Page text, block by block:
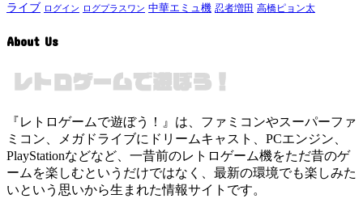
ライブ ログイン ログプラスワン 中華エミュ機 忍者増田 高橋ピョン太
About Us
『レトロゲームで遊ぼう！』は、ファミコンやスーパーファ
ミコン、メガドライブにドリームキャスト、PCエンジン、
PlayStationなどなど、一昔前のレトロゲーム機をただ昔のゲ
ームを楽しむというだけではなく、最新の環境でも楽しみた
いという思いから生まれた情報サイトです。